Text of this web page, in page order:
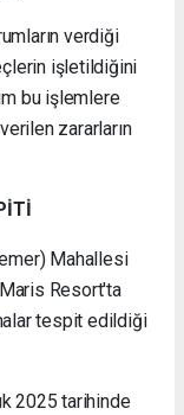
verdiği
işletildiğini
bu işlemlere
zararların
Mahallesi
Resort'ta
tespit edildiği
2025 tarihinde